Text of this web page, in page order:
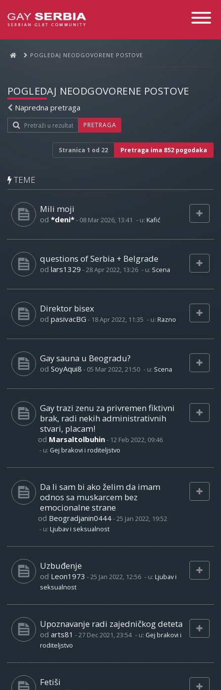
Toggle
POGLEDAJ NEODGOVORENE POSTOVE
POGLEDAJ NEODGOVORENE POSTOVE
Napredna pretraga
PRETRAGA
Stranica 1 od 22 Pretraga ima 852 pogodaka
TEME
Mili moji
od *deni*- 08 Mar 2026, 13:41 - u: Kafić
questions of Serbia + Belgrade
od lars1329 -28 Apr 2022, 13:26 - u: Scena
Direktor bisex
od pasivacBG - 18 Apr 2022, 11:35 - u: Razno
Gay sauna u Beogradu?
od SoyAqui8 - 05 Mar 2022, 21:50 - u: Scena
Gay trazi zenu za privremen fiktivni
brak, radi nekih administrativnih
stvari, placam!
od Marsaltolbuhin- 12 Feb 2022, 09:46
- u: Gej brakovi i roditeljstvo
Da li sam bi ako želim da imam
odnos sa muskarcem bez
emocionalne strane
od Beogradjanin0444-25 Jan 2022, 19:52
- u: Ljubav i seksualnost
Uzbuđenje
od Leon1973 -25 Jan 2022, 12:56 - u: Ljubav i
seksualnost
Upoznavanje radi zajedničkog deteta
od arts81 -27 Dec 2021, 23:54 - u: Gej brakovi i
roditeljstvo
Fetiši